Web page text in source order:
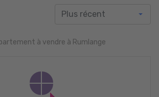
à vendre à Rumlange